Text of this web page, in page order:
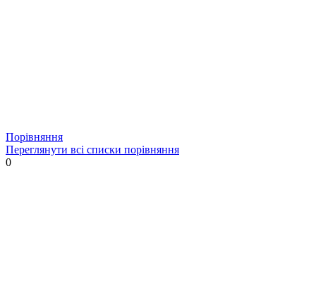
Порівняння
Переглянути всі списки порівняння
0